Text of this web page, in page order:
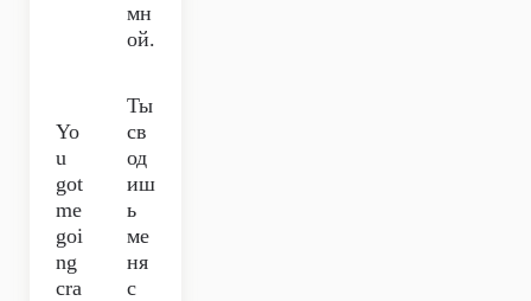
мн
ой.
Yo
u
got
me
goi
ng
cra
Ты
св
од
иш
ь
ме
ня
с